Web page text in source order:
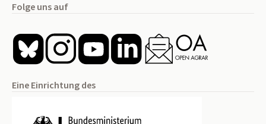
Folge uns auf
Eine Einrichtung des